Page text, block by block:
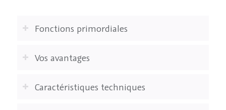
Fonctions primordiales
Vos avantages
Caractéristiques techniques